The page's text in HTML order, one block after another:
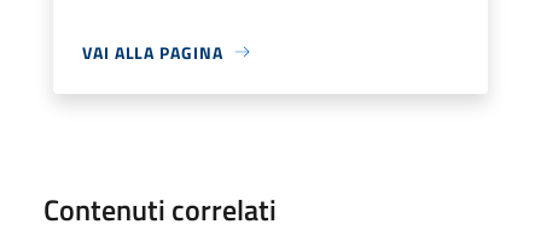
VAI ALLA PAGINA
Contenuti correlati